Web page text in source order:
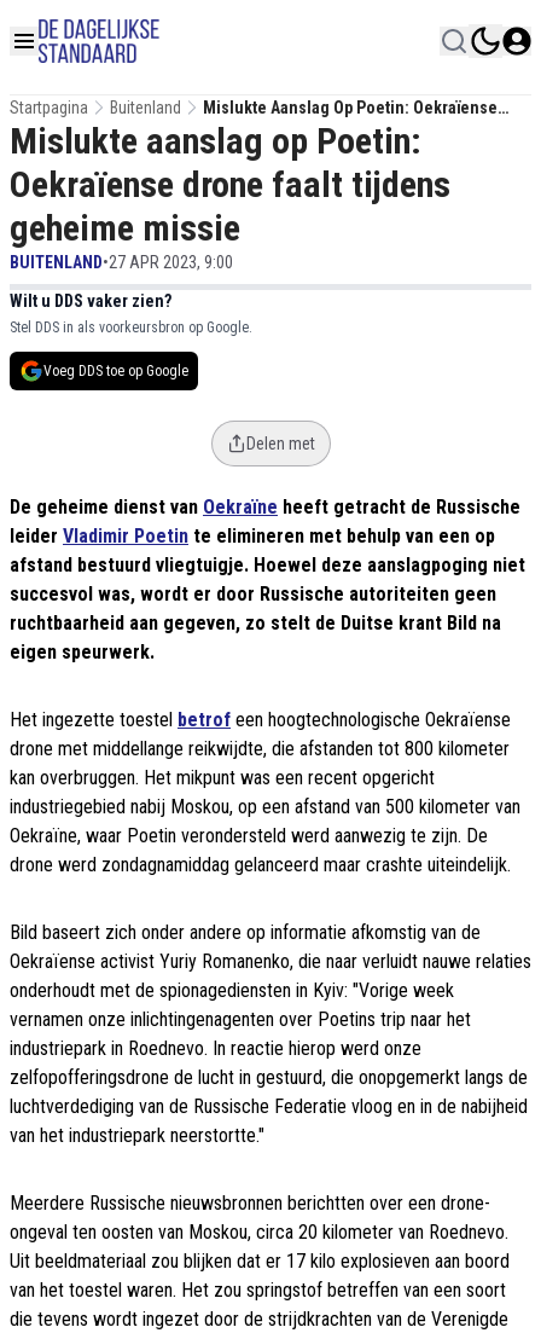
Startpagina Buitenland
Mislukte Aanslag Op Poetin: Oekraïense
Drone Faalt Tijdens Geheime Missie
Mislukte aanslag op Poetin:
Oekraïense drone faalt tijdens
geheime missie
BUITENLAND•27 APR 2023, 9:00
Wilt u DDS vaker zien?
Stel DDS in als voorkeursbron op Google.
Voeg DDS toe op Google
Delen met
De geheime dienst van Oekraïne heeft getracht de Russische
leider Vladimir Poetin te elimineren met behulp van een op
afstand bestuurd vliegtuigje. Hoewel deze aanslagpoging niet
succesvol was, wordt er door Russische autoriteiten geen
ruchtbaarheid aan gegeven, zo stelt de Duitse krant Bild na
eigen speurwerk.
Het ingezette toestel betrof een hoogtechnologische Oekraïense
drone met middellange reikwijdte, die afstanden tot 800 kilometer
kan overbruggen. Het mikpunt was een recent opgericht
industriegebied nabij Moskou, op een afstand van 500 kilometer van
Oekraïne, waar Poetin verondersteld werd aanwezig te zijn. De
drone werd zondagnamiddag gelanceerd maar crashte uiteindelijk.
Bild baseert zich onder andere op informatie afkomstig van de
Oekraïense activist Yuriy Romanenko, die naar verluidt nauwe relaties
onderhoudt met de spionagediensten in Kyiv: "Vorige week
vernamen onze inlichtingenagenten over Poetins trip naar het
industriepark in Roednevo. In reactie hierop werd onze
zelfopofferingsdrone de lucht in gestuurd, die onopgemerkt langs de
luchtverdediging van de Russische Federatie vloog en in de nabijheid
van het industriepark neerstortte."
Meerdere Russische nieuwsbronnen berichtten over een drone-
ongeval ten oosten van Moskou, circa 20 kilometer van Roednevo.
Uit beeldmateriaal zou blijken dat er 17 kilo explosieven aan boord
van het toestel waren. Het zou springstof betreffen van een soort
die tevens wordt ingezet door de strijdkrachten van de Verenigde